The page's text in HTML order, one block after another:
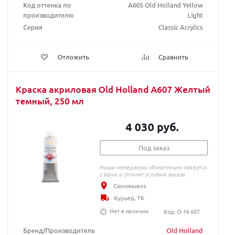
Код оттенка по
производителю
A605 Old Holland Yellow
Light
Серия
Classic Acrylics
Отложить Сравнить
Краска акриловая Old Holland A607 Желтый
темный, 250 мл
Бренд/Производитель
Old Holland
4 030 руб.
Под заказ
Наши менеджеры обязательно свяжутся
с вами и уточнят условия заказа
Самовывоз
Курьер, ТК
Нет в наличии
Код: O-16.607